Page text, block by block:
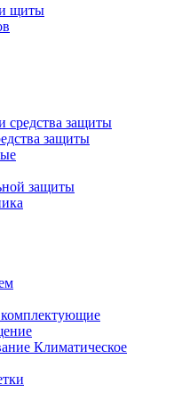
щиты
защиты
защиты
комплектующие
Климатическое